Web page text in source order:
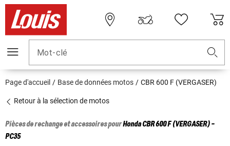
Mot-clé
Page d'accueil Base de données motos CBR 600 F (VERGASER)
Retour à la sélection de motos
Pièces de rechange et accessoires pourHondaCBR 600 F (VERGASER) -
PC35